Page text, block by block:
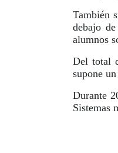
También
debajo
alumnos
Del total
supone
Durante
Sistemas